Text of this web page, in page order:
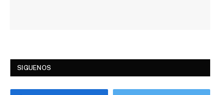
SIGUENOS